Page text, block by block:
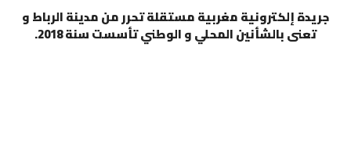
جريدة إلكترونية مغربية مستقلة تحرر من مدينة الرباط و
تعنى بالشأنين المحلي و الوطني تأسست سنة 2018.